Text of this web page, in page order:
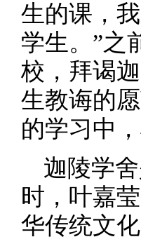
生的课，
学生。”之
校，拜谒
生教诲的
的学习中
迦陵学
时，叶嘉
华传统文化